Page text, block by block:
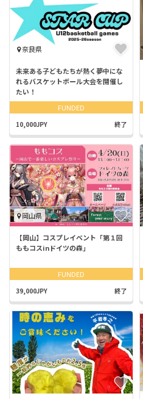
奈良県
未来ある子どもたちが熱く夢中にな
れるバスケットボール大会を開催し
たい！
FUNDED
10,000JPY 終了
岡山県
【岡山】コスプレイベント「第１回
ももコスinドイツの森」
FUNDED
39,000JPY 終了